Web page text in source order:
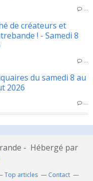
…
de créateurs et
! - Samedi 8
…
du samedi 8 au
2026
…
- Hébergé par
Top articles
Contact